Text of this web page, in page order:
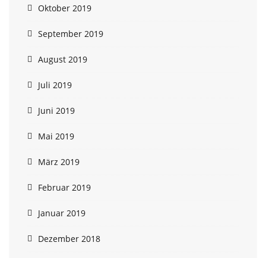
Oktober 2019
September 2019
August 2019
Juli 2019
Juni 2019
Mai 2019
März 2019
Februar 2019
Januar 2019
Dezember 2018